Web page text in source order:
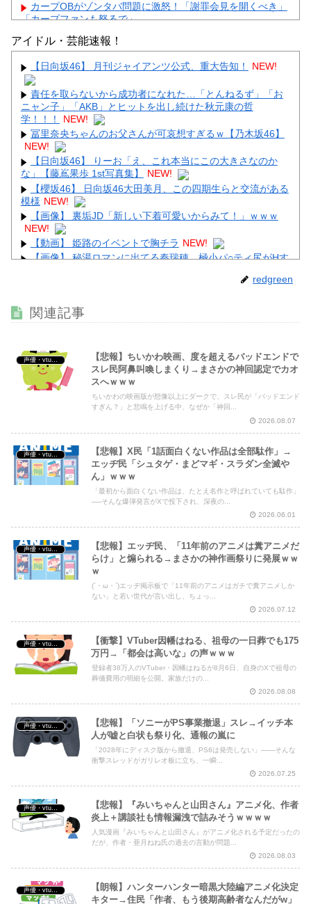
カープOBがゾンタバ問題に激怒！「謝罪会見を開くべき」
「カープファンも怒るで」
【画像】顔100点、体30点の女ｗｗｗ
Powered by livedoor 相互RSS
アイドル・芸能速報！
【日向坂46】 月刊ジャイアンツ公式、重大告知！ NEW!
責任を取らないから成功者になれた…「とんねるず」「お
ニャン子」「AKB」とヒットを出し続けた秋元康の哲
学！！！
NEW!
冨里奈央ちゃんのお父さんが可哀想すぎるｗ【乃木坂46】
NEW!
【日向坂46】 りーお「え、これ本当にこの大きさなのか
な」【藤嶌果歩 1st写真集】
NEW!
【櫻坂46】 日向坂46大田美月、この四期生らと交流がある
模様 NEW!
【画像】 裏垢JD「新しい下着可愛いからみて！」ｗｗｗ
NEW!
【動画】 姫路のイベントで胸チラ NEW!
【画像】 秘湯ロマンに出てる秦瑞穂、極小パ○ティ尻がHす
【悲報】 佳子さま、あやうく「おパンツ」がお見えになっ
【画像】 加藤綾子アナ、無防備パ○チラ撮られちゃう
NEW!
Powered by livedoor 相互RSS
redgreen
関連記事
声優・vtuber・アニメ漫画ゲーム
【悲報】ちいかわ映画、度を超えるバッドエンドで
スレ民阿鼻叫喚しまくり→まさかの神回認定でカオ
スへｗｗｗ
ちいかわの映画版が想像以上にダークで、スレ民が「バッドエンド
すぎん？」と悲鳴を上げる中、なぜか「神回...
2026.08.07
声優・vtuber・アニメ漫画ゲーム
【悲報】X民「1話面白くない作品は全部駄作」→
エッヂ民「シュタゲ・まどマギ・スラダン全滅や
ん」ｗｗｗ
「最初から面白くない作品は、たとえ名作と呼ばれていても駄作」
──そんな爆弾発言がXで投下され、深夜の...
2026.06.01
声優・vtuber・アニメ漫画ゲーム
【悲報】エッヂ民、「11年前のアニメは糞アニメだ
らけ」と煽られる→まさかの神作画祭りに発展ｗｗ
ｗ
(´・ω・`)エッヂ掲示板で「11年前のアニメはガチで糞アニメしか
ない」と若い世代が言い出し、ちょっ...
2026.07.12
声優・vtuber・アニメ漫画ゲーム
【衝撃】VTuber因幡はねる、祖母の一日葬でも175
万円→「都会は高いな」の声ｗｗｗ
登録者38万人のVTuber・因幡はねるが8月6日、自身のXで祖母の
葬儀費用の明細を公開。家族だけの...
2026.08.08
声優・vtuber・アニメ漫画ゲーム
【悲報】「ソニーがPS事業撤退」スレ→イッチ本
人が嘘と白状も祭り化、通報の嵐に
「2028年にディスク版から撤退、PS6は発売しない」——そんな
衝撃スレッドがガリレオ板に立ち、一瞬...
2026.07.25
【悲報】『みいちゃんと山田さん』アニメ化、作者
炎上＋講談社も情報漏洩で詰みそうｗｗｗｗ
人気漫画『みいちゃんと山田さん』がアニメ化される予定だったの
だが、作者・亜月ねね氏の過去の言動が問題...
2026.08.03
【朗報】ハンターハンター暗黒大陸編アニメ化決定
キター→住民「作者、もう後期高齢者なんだがw」